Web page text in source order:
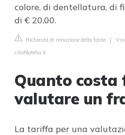
colore, di dentellatura, di
di € 20,00.
Richiesta di rimozione della fonte |
ciliofilatelia.it
Quanto costa
valutare un
La tariffa per una